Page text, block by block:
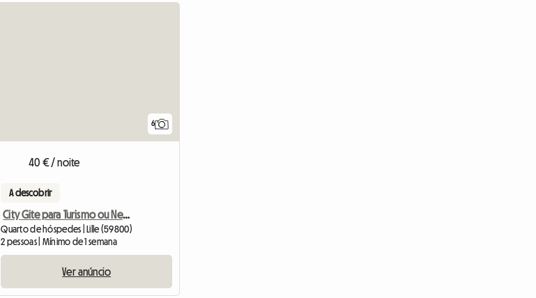
6
40 € / noite
A descobrir
City Gite para Turismo ou Negócios
Quarto de hóspedes | Lille (59800)
2 pessoas | Mínimo de 1 semana
Ver anúncio